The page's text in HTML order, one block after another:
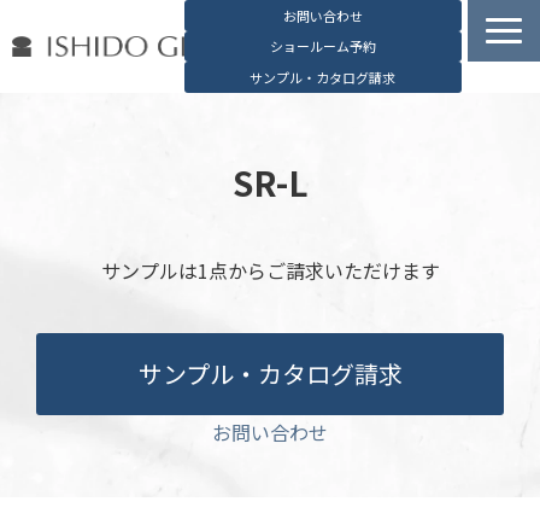
お問い合わせ
ショールーム予約
サンプル・カタログ請求
石堂硝子の特長
お役立ち資料
ブログ
会社概要
English
SR-L
サンプルは1点からご請求いただけます
サンプル・カタログ請求
お問い合わせ